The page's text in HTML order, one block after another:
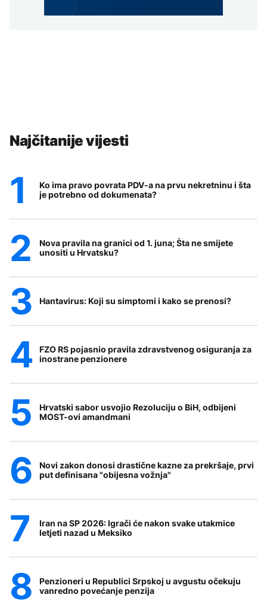
Najčitanije vijesti
Ko ima pravo povrata PDV-a na prvu nekretninu i šta
je potrebno od dokumenata?
Nova pravila na granici od 1. juna; Šta ne smijete
unositi u Hrvatsku?
Hantavirus: Koji su simptomi i kako se prenosi?
FZO RS pojasnio pravila zdravstvenog osiguranja za
inostrane penzionere
Hrvatski sabor usvojio Rezoluciju o BiH, odbijeni
MOST-ovi amandmani
Novi zakon donosi drastične kazne za prekršaje, prvi
put definisana "obijesna vožnja"
Iran na SP 2026: Igrači će nakon svake utakmice
letjeti nazad u Meksiko
Penzioneri u Republici Srpskoj u avgustu očekuju
vanredno povećanje penzija